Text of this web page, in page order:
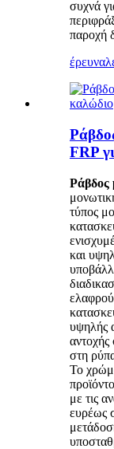
συχνά
παροχή
έρευνα
FRP
Ράβδος
τύπος
και
υψηλής
αντοχής
στη
Το
με τις
ευρέως